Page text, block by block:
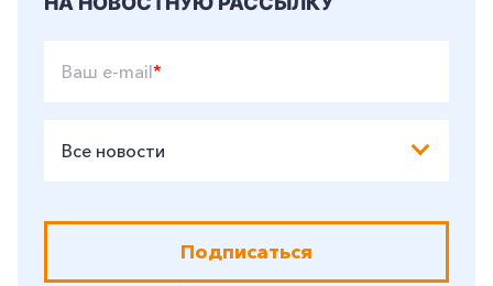
Ваш e-mail*
Все новости
Подписаться